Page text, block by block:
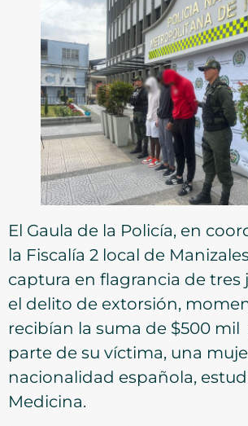
El Gaula de la Policía, en
la Fiscalía 2 local de
captura en flagrancia de tres
el delito de extorsión,
recibían la suma de $500 mil
parte de su víctima, una
nacionalidad española,
Medicina.